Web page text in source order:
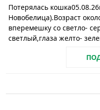
Потерялась
Новобелица).Возраст
вперемешку со светло-
светлый,глаза желто-